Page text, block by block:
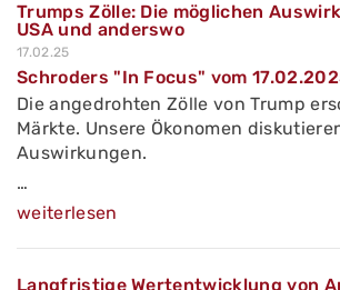
Trumps Zölle: Die möglichen
USA und anderswo
17.02.25
Schroders "In Focus" vom
Die angedrohten Zölle von Trump
Märkte. Unsere Ökonomen
Auswirkungen.
…
weiterlesen
Langfristige Wertentwicklung von